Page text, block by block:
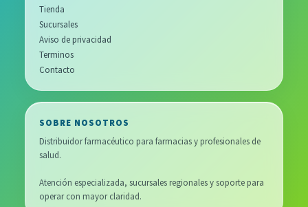
Tienda
Sucursales
Aviso de privacidad
Terminos
Contacto
SOBRE NOSOTROS
Distribuidor farmacéutico para farmacias y profesionales de
salud.
Atención especializada, sucursales regionales y soporte para
operar con mayor claridad.